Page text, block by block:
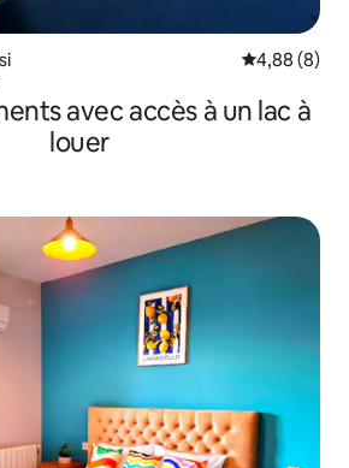
Note
4,88 (8)
avec accès à un lac à
louer